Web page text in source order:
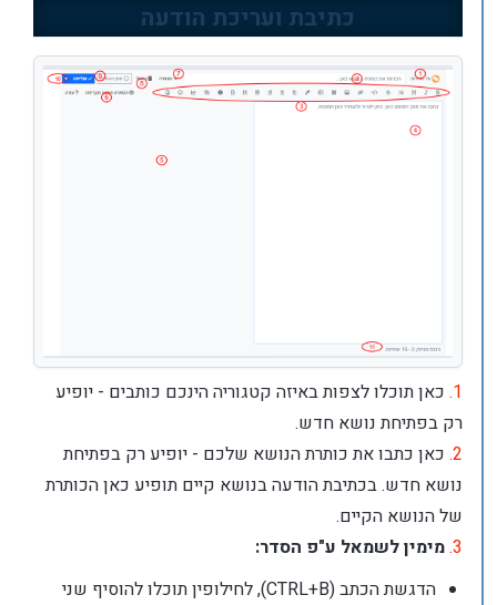
כתיבת ועריכת הודעה
1. כאן תוכלו לצפות באיזה קטגוריה הינכם כותבים - יופיע
רק בפתיחת נושא חדש.
2. כאן כתבו את כותרת הנושא שלכם - יופיע רק בפתיחת
נושא חדש. בכתיבת הודעה בנושא קיים תופיע כאן הכותרת
של הנושא הקיים.
3. מימין לשמאל ע"פ הסדר:
הדגשת הכתב (CTRL+B), לחילופין תוכלו להוסיף שני